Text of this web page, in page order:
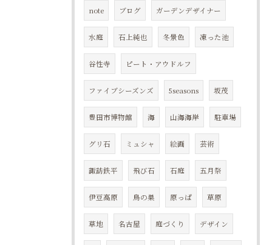
note ブログ ガーデンデザイナー
水庭 石上純也 冬景色 凍った池
谷性寺 ピート・アウドルフ
ファイブシーズンズ 5seasons 坂茂
豊田市博物館 海 山海海岸 駐車場
グリ石 ミュシャ 絵画 芸術
諏訪鉄平 飛び石 石庭 五月祭
伊豆高原 鳥の巣 原っぱ 草原
草地 名古屋 庭づくり デザイン